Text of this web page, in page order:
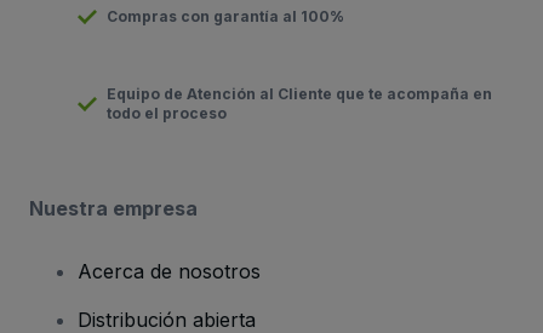
Compras con garantía al 100%
Equipo de Atención al Cliente que te acompaña en
todo el proceso
Nuestra empresa
Acerca de nosotros
Distribución abierta